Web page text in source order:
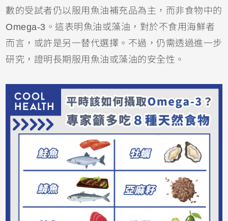
數的受試者仍以服用魚油補充品為主，而非食物中的
Omega-3。這表明魚油或藻油，對於不食用海鮮者
而言，或許是另一替代選擇。不過，仍需透過進一步
研究，證明長期服用魚油或藻油的安全性。